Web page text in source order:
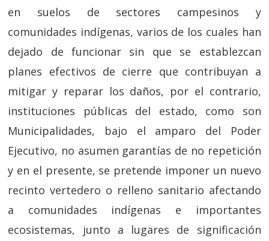
en suelos de sectores campesinos y
comunidades indígenas, varios de los cuales han
dejado de funcionar sin que se establezcan
planes efectivos de cierre que contribuyan a
mitigar y reparar los daños, por el contrario,
instituciones públicas del estado, como son
Municipalidades, bajo el amparo del Poder
Ejecutivo, no asumen garantías de no repetición
y en el presente, se pretende imponer un nuevo
recinto vertedero o relleno sanitario afectando
a comunidades indígenas e importantes
ecosistemas, junto a lugares de significación